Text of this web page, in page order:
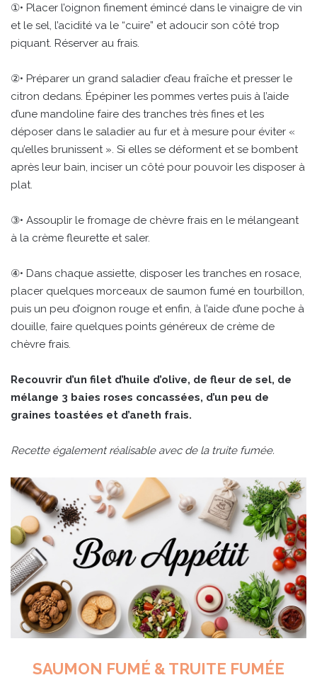
①• Placer l’oignon finement émincé dans le vinaigre de vin
et le sel, l’acidité va le “cuire” et adoucir son côté trop
piquant. Réserver au frais.
②• Préparer un grand saladier d’eau fraîche et presser le
citron dedans. Épépiner les pommes vertes puis à l’aide
d’une mandoline faire des tranches très fines et les
déposer dans le saladier au fur et à mesure pour éviter «
qu’elles brunissent ». Si elles se déforment et se bombent
après leur bain, inciser un côté pour pouvoir les disposer à
plat.
③• Assouplir le fromage de chèvre frais en le mélangeant
à la crème fleurette et saler.
④• Dans chaque assiette, disposer les tranches en rosace,
placer quelques morceaux de saumon fumé en tourbillon,
puis un peu d’oignon rouge et enfin, à l’aide d’une poche à
douille, faire quelques points généreux de crème de
chèvre frais.
Recouvrir d’un filet d’huile d’olive, de fleur de sel, de
mélange 3 baies roses concassées, d’un peu de
graines toastées et d’aneth frais.
Recette également réalisable avec de la truite fumée.
SAUMON FUMÉ & TRUITE FUMÉE